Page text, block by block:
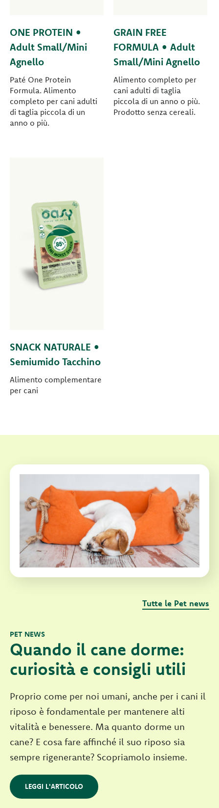
ONE PROTEIN •
Adult Small/Mini
Agnello
Paté One Protein
Formula. Alimento
completo per cani adulti
di taglia piccola di un
anno o più.
GRAIN FREE
FORMULA • Adult
Small/Mini Agnello
Alimento completo per
cani adulti di taglia
piccola di un anno o più.
Prodotto senza cereali.
SNACK NATURALE •
Semiumido Tacchino
Alimento complementare
per cani
PET NEWS
Quando il cane dorme:
curiosità e consigli utili
Proprio come per noi umani, anche per i cani il
riposo è fondamentale per mantenere alti
vitalità e benessere. Ma quanto dorme un
cane? E cosa fare affinché il suo riposo sia
sempre rigenerante? Scopriamolo insieme.
LEGGI L'ARTICOLO
Tutte le Pet news